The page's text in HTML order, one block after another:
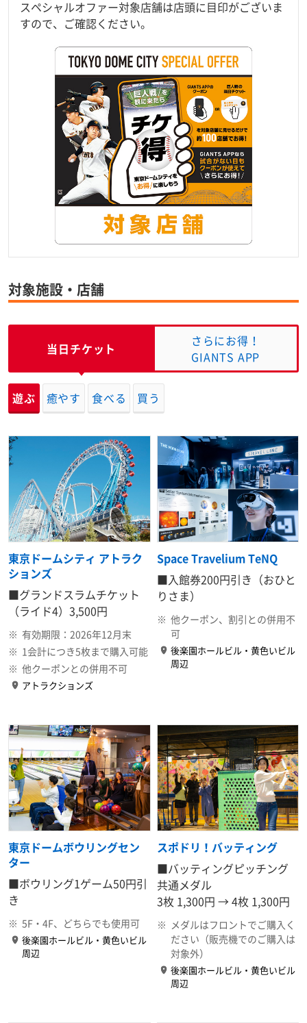
スペシャルオファー対象店舗は店頭に目印がございま
すので、ご確認ください。
対象施設・店舗
当日チケット
さらにお得！
GIANTS APP
遊ぶ 癒やす 食べる 買う
東京ドームシティ アトラク
ションズ
■グランドスラムチケット
（ライド4） 3,500円
※ 有効期限：2026年12月末
※ 1会計につき5枚まで購入可能
※ 他クーポンとの併用不可
アトラクションズ
Space Travelium TeNQ
■入館券200円引き （おひと
りさま）
※ 他クーポン、割引との併用不
可
後楽園ホールビル・黄色いビル
周辺
東京ドームボウリングセン
ター
■ボウリング1ゲーム50円引
き
※ 5F・4F、どちらでも使用可
後楽園ホールビル・黄色いビル
周辺
スポドリ！バッティング
■バッティングピッチング
共通メダル
3枚 1,300円 → 4枚 1,300円
※ メダルはフロントでご購入く
ださい（販売機でのご購入は
対象外）
後楽園ホールビル・黄色いビル
周辺